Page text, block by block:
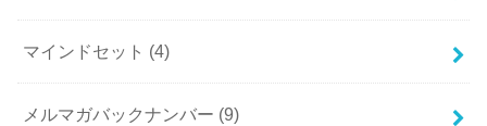
マインドセット (4)
メルマガバックナンバー (9)